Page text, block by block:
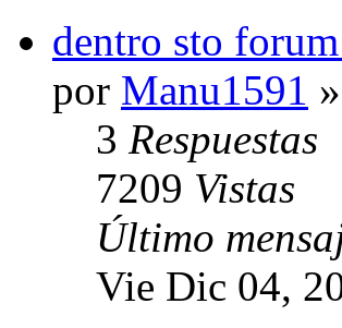
dentro sto
por Manu1591
3 Respuestas
7209 Vistas
Último
Vie Dic 04,